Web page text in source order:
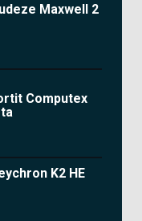
Maxwell 2
Computex
K2 HE